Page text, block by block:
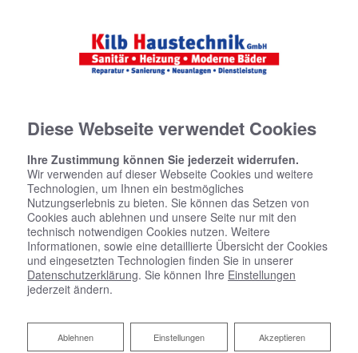
Startseite »Bad»Badinspiration & Musterbäder»Luxus-Bad 4,6 ㎡
Luxus-Bad 4,6 ㎡
Diese Webseite verwendet Cookies
Ihre Zustimmung können Sie jederzeit widerrufen.
Wir verwenden auf dieser Webseite Cookies und weitere
Technologien, um Ihnen ein bestmögliches
Nutzungserlebnis zu bieten. Sie können das Setzen von
Cookies auch ablehnen und unsere Seite nur mit den
technisch notwendigen Cookies nutzen. Weitere
Informationen, sowie eine detaillierte Übersicht der Cookies
und eingesetzten Technologien finden Sie in unserer
Datenschutzerklärung. Sie können Ihre Einstellungen
jederzeit ändern.
Akzeptieren
Einstellungen
Ablehnen
Ablehnen